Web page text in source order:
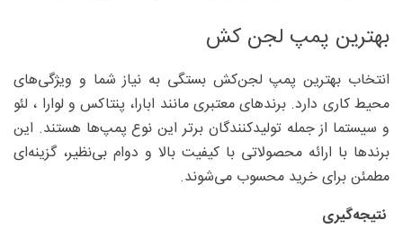
بهترین پمپ لجن کش
انتخاب بهترین پمپ لجن‌کش بستگی به نیاز شما و ویژگی‌های
محیط کاری دارد. برندهای معتبری مانند ابارا، پنتاکس و لوارا ، لئو
و سیستما از جمله تولیدکنندگان برتر این نوع پمپ‌ها هستند. این
برندها با ارائه محصولاتی با کیفیت بالا و دوام بی‌نظیر، گزینه‌ای
مطمئن برای خرید محسوب می‌شوند.
نتیجه‌گیری